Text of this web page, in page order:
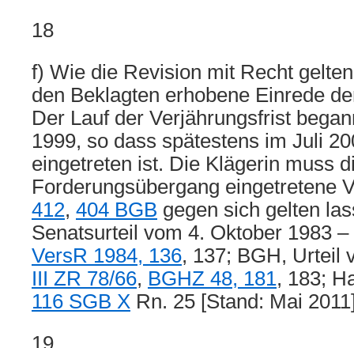
18
f) Wie die Revision mit Recht
den Beklagten erhobene Einrede
Der Lauf der Verjährungsfrist
1999, so dass spätestens im Juli
eingetreten ist. Die Klägerin muss
Forderungsübergang eingetretene
412, 404 BGB gegen sich gelten
Senatsurteil vom 4. Oktober 1983 –
VersR 1984, 136, 137; BGH, Urteil
III ZR 78/66, BGHZ 48, 181, 183;
116 SGB X Rn. 25 [Stand: Mai
19